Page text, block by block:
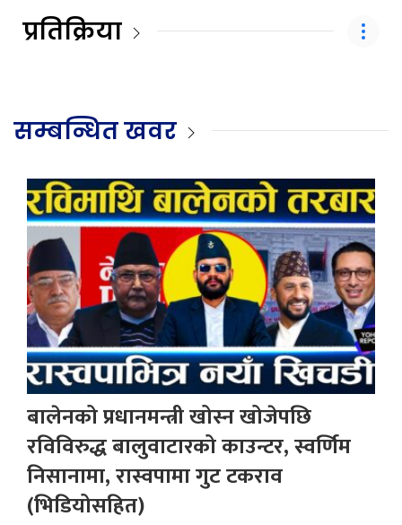
प्रतिक्रिया
सम्बन्धित खवर
बालेनको प्रधानमन्त्री खोस्न खोजेपछि
रविविरुद्ध बालुवाटारको काउन्टर, स्वर्णिम
निसानामा, रास्वपामा गुट टकराव
(भिडियोसहित)